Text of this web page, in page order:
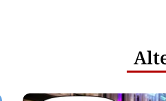
Oficiuldestiri.ro